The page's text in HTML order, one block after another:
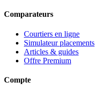
Comparateurs
Courtiers en ligne
Simulateur placements
Articles & guides
Offre Premium
Compte